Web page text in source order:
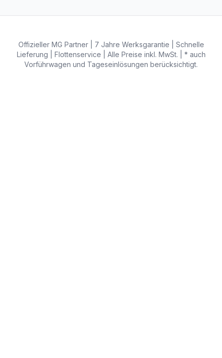
Offizieller MG Partner | 7 Jahre Werksgarantie | Schnelle
Lieferung | Flottenservice | Alle Preise inkl. MwSt. | * auch
Vorführwagen und Tageseinlösungen berücksichtigt.